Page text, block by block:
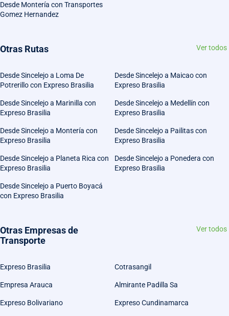
Desde Montería con Transportes
Gomez Hernandez
Otras Rutas Ver todos
Desde Sincelejo a Loma De
Potrerillo con Expreso Brasilia
Desde Sincelejo a Maicao con
Expreso Brasilia
Desde Sincelejo a Marinilla con
Expreso Brasilia
Desde Sincelejo a Medellín con
Expreso Brasilia
Desde Sincelejo a Montería con
Expreso Brasilia
Desde Sincelejo a Pailitas con
Expreso Brasilia
Desde Sincelejo a Planeta Rica con
Expreso Brasilia
Desde Sincelejo a Ponedera con
Expreso Brasilia
Desde Sincelejo a Puerto Boyacá
con Expreso Brasilia
Otras Empresas de
Transporte
Ver todos
Expreso Brasilia Cotrasangil
Empresa Arauca Almirante Padilla Sa
Expreso Bolivariano Expreso Cundinamarca